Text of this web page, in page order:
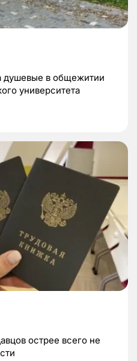
душевые в общежитии
университета
острее всего не